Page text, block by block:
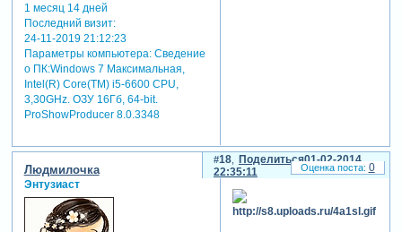
1 месяц 14 дней
Последний визит:
24-11-2019 21:12:23
Параметры компьютера:Сведение
о ПК:Windows 7 Максимальная,
Intel(R) Core(TM) i5-6600 CPU,
3,30GHz. ОЗУ 16Гб, 64-bit.
ProShowProducer 8.0.3348
Поделиться
18
01-02-2014
22:35:11
Людмилочка
Энтузиаст
0